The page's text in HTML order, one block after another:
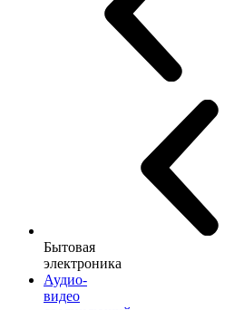
Бытовая
электроника
Аудио-
видео